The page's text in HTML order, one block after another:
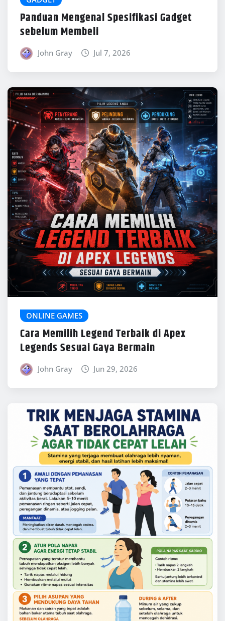
ONLINE GAMES
Cara Memilih Legend Terbaik di Apex
Legends Sesuai Gaya Bermain
John Gray Jun 29, 2026
OLAHRAGA
Trik Menjaga Stamina Saat Berolahraga
Agar Tidak Cepat Lelah
John Gray Jun 20, 2026